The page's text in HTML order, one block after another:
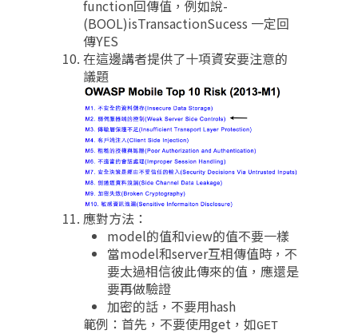
function回傳值，例如說-
(BOOL)isTransactionSucess 一定回
傳YES
在這邊講者提供了十項資安要注意的
議題
應對方法：
model的值和view的值不要一樣
當model和server互相傳值時，不
要太過相信彼此傳來的值，應還是
要再做驗證
加密的話，不要用hash
範例：首先，不要使用get，如GET